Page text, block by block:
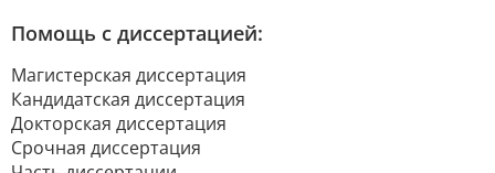
Помощь с диссертацией:
Магистерская диссертация
Кандидатская диссертация
Докторская диссертация
Срочная диссертация